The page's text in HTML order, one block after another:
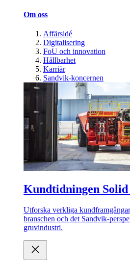
Om oss
Affärsidé
Digitalisering
FoU och innovation
Hållbarhet
Karriär
Sandvik-koncernen
Kundtidningen
Utforska verkliga
branschen och det Sandvik-
gruvindustri.